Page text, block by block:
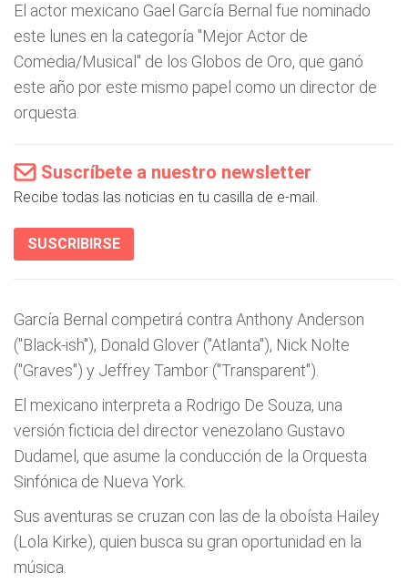
El actor mexicano Gael García Bernal fue nominado
este lunes en la categoría "Mejor Actor de
Comedia/Musical" de los Globos de Oro, que ganó
este año por este mismo papel como un director de
orquesta.
Suscríbete a nuestro newsletter
Recibe todas las noticias en tu casilla de e-mail.
SUSCRIBIRSE
García Bernal competirá contra Anthony Anderson
("Black-ish"), Donald Glover ("Atlanta"), Nick Nolte
("Graves") y Jeffrey Tambor ("Transparent").
El mexicano interpreta a Rodrigo De Souza, una
versión ficticia del director venezolano Gustavo
Dudamel, que asume la conducción de la Orquesta
Sinfónica de Nueva York.
Sus aventuras se cruzan con las de la oboísta Hailey
(Lola Kirke), quien busca su gran oportunidad en la
música.